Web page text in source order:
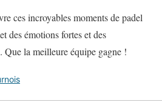
ces incroyables moments de padel
des émotions fortes et des
Que la meilleure équipe gagne !